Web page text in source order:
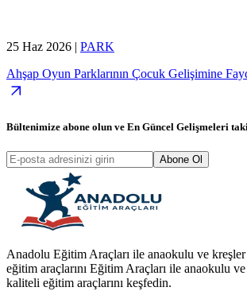
25 Haz 2026 | PARK
Ahşap Oyun Parklarının Çocuk Gelişimine
Bültenimize abone olun ve En Güncel Gelişmeleri
Abone Ol
Anadolu Eğitim Araçları ile anaokulu ve
eğitim araçlarını Eğitim Araçları ile anaokulu
kaliteli eğitim araçlarını keşfedin.